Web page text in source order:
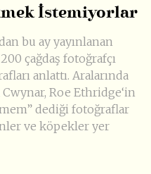
İstemiyorlar
bu ay yayınlanan
çağdaş fotoğrafçı
anlattı. Aralarında
Roe Ethridge‘in
dediği fotoğraflar
ve köpekler yer